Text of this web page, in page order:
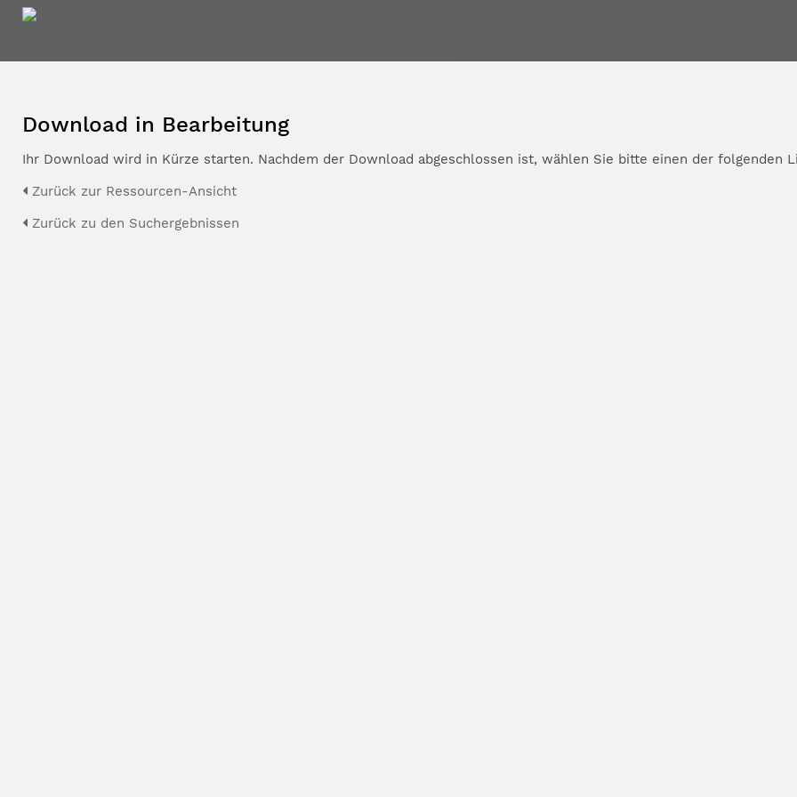
Download in Bearbeitung
Ihr Download wird in Kürze starten. Nachdem der Download abgeschlossen ist, wählen Sie bitte einen der folgenden
Zurück zur Ressourcen-Ansicht
Zurück zu den Suchergebnissen